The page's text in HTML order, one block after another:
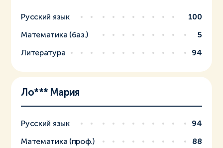
Русский язык 100
Математика (баз.) 5
Литература 94
Ло*** Мария
Русский язык 94
Математика (проф.) 88